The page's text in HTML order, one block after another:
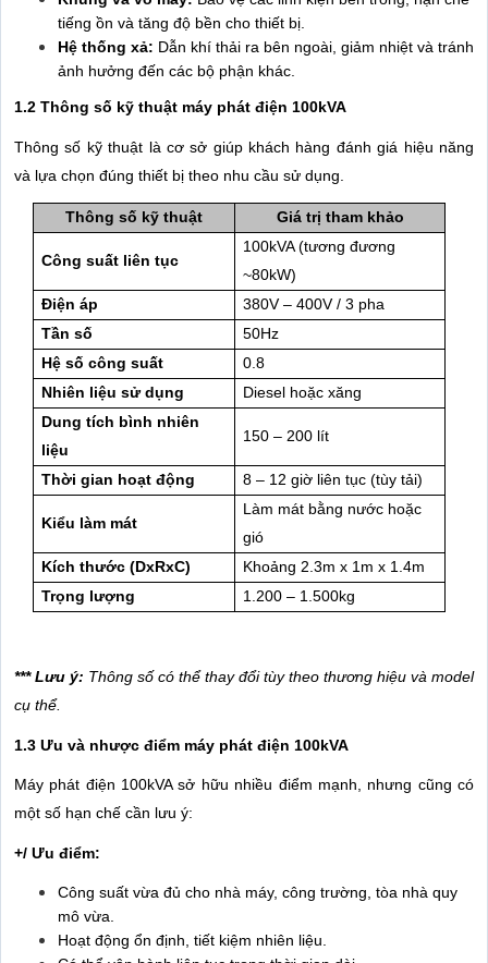
tiếng ồn và tăng độ bền cho thiết bị.
Hệ thống xả: Dẫn khí thải ra bên ngoài, giảm nhiệt và tránh
ảnh hưởng đến các bộ phận khác.
1.2 Thông số kỹ thuật máy phát điện 100kVA
Thông số kỹ thuật là cơ sở giúp khách hàng đánh giá hiệu năng
và lựa chọn đúng thiết bị theo nhu cầu sử dụng.
Thông số kỹ thuật Giá trị tham khảo
Công suất liên tục
100kVA (tương đương
~80kW)
Điện áp
380V – 400V / 3 pha
Tần số
50Hz
Hệ số công suất
0.8
Nhiên liệu sử dụng
Diesel hoặc xăng
Dung tích bình nhiên
liệu
150 – 200 lít
Thời gian hoạt động 8 – 12 giờ liên tục (tùy tải)
Kiểu làm mát
Làm mát bằng nước hoặc
gió
Kích thước (DxRxC)
Khoảng 2.3m x 1m x 1.4m
Trọng lượng
1.200 – 1.500kg
*** Lưu ý: Thông số có thể thay đổi tùy theo thương hiệu và model
cụ thể.
1.3 Ưu và nhược điểm máy phát điện 100kVA
Máy phát điện 100kVA sở hữu nhiều điểm mạnh, nhưng cũng có
một số hạn chế cần lưu ý:
+/ Ưu điểm:
Công suất vừa đủ cho nhà máy, công trường, tòa nhà quy
mô vừa.
Hoạt động ổn định, tiết kiệm nhiên liệu.